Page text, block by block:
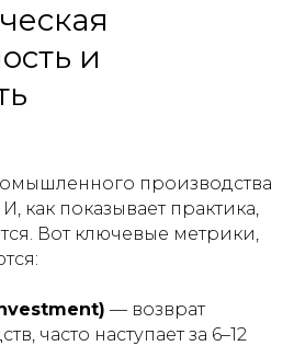
и
производства
как показывает практика,
Вот ключевые метрики,
— возврат
часто наступает за 6–12